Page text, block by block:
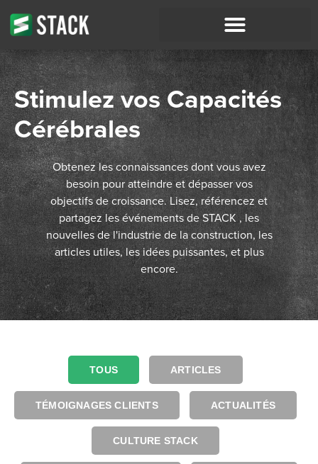
Stimulez vos Capacités
Cérébrales
Obtenez les connaissances dont vous avez
besoin pour atteindre et dépasser vos
objectifs de croissance. Lisez, référencez et
partagez les événements de STACK , les
nouvelles de l'industrie de la construction, les
articles utiles, les idées puissantes, et plus
encore.
TOUS ARTICLES
TÉMOIGNAGES CLIENTS ACTUALITÉS
CULTURE STACK